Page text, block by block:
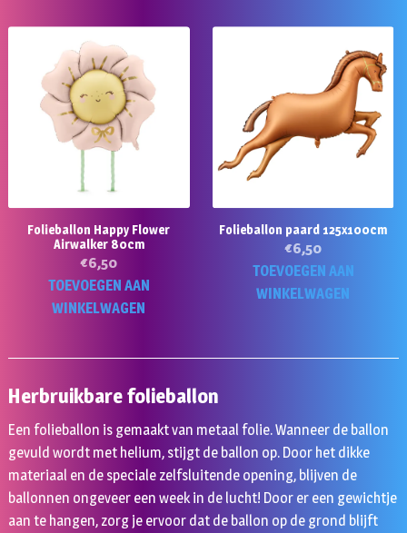
Folieballon Happy Flower
Airwalker 80cm
€6,50
TOEVOEGEN AAN
WINKELWAGEN
Folieballon paard 125x100cm
€6,50
TOEVOEGEN AAN
WINKELWAGEN
Herbruikbare folieballon
Een folieballon is gemaakt van metaal folie. Wanneer de ballon
gevuld wordt met helium, stijgt de ballon op. Door het dikke
materiaal en de speciale zelfsluitende opening, blijven de
ballonnen ongeveer een week in de lucht! Door er een gewichtje
aan te hangen, zorg je ervoor dat de ballon op de grond blijft